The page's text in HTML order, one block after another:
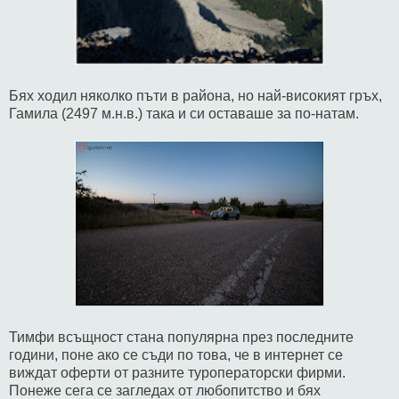
Бях ходил няколко пъти в района, но най-високият гръх,
Гамила (2497 м.н.в.) така и си оставаше за по-натам.
Тимфи всъщност стана популярна през последните
години, поне ако се съди по това, че в интернет се
виждат оферти от разните туроператорски фирми.
Понеже сега се загледах от любопитство и бях